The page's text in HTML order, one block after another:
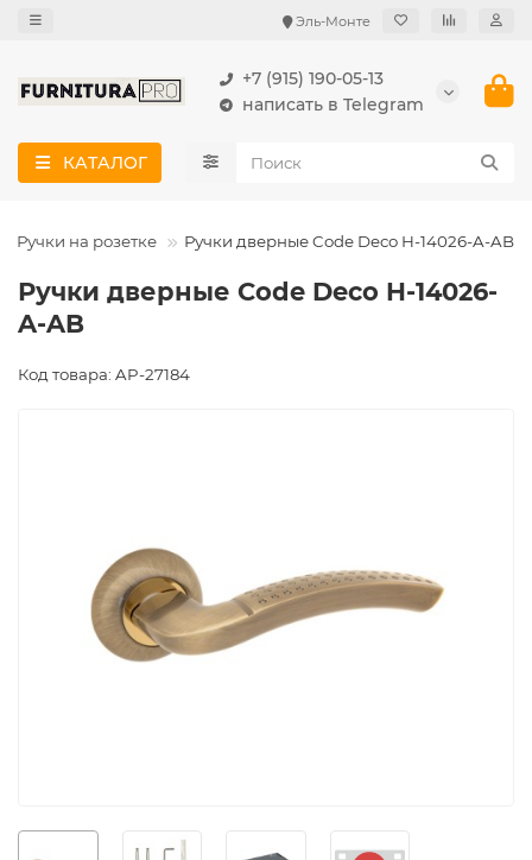
Эль-Монте
+7 (915) 190-05-13
написать в Telegram
КАТАЛОГ
Ручки на розетке Ручки дверные Code Deco H-14026-A-AB
Ручки дверные Code Deco H-14026-
A-AB
Код товара: AP-27184